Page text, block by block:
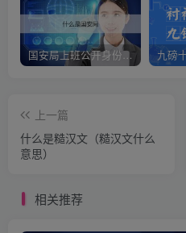
国安局上班公开身份是什么（国安身份对家人保密吗）
上一篇
什么是糙汉文（糙汉文什么
意思）
相关推荐